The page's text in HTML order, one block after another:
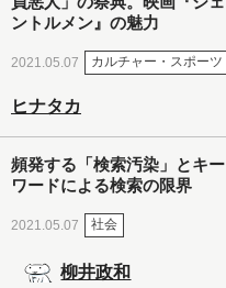
ントルメン』の魅力
2021.05.07 カルチャー・スポーツ
ヒナタカ
頻発する「検索汚染」とキー
ワードによる検索の限界
2021.05.07 社会
柳井政和